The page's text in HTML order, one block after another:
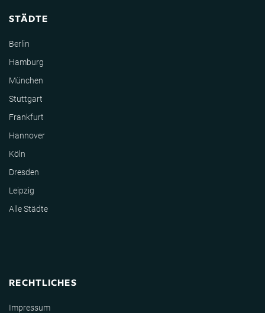
STÄDTE
Berlin
Hamburg
München
Stuttgart
Frankfurt
Hannover
Köln
Dresden
Leipzig
Alle Städte
RECHTLICHES
Impressum